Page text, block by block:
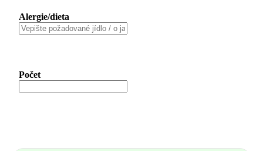
Alergie/dieta
Počet